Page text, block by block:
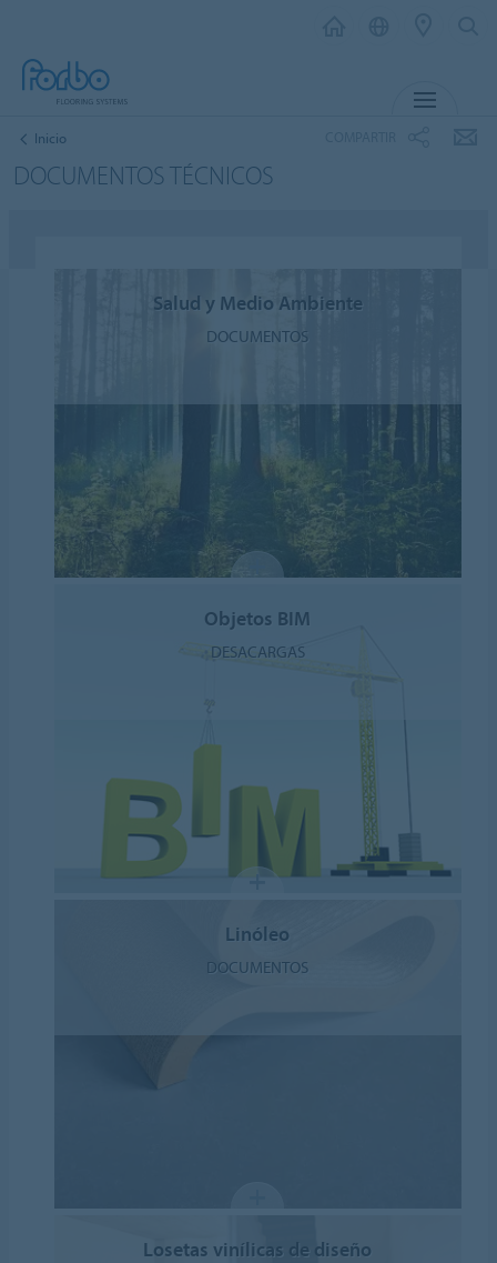
Inicio
DOCUMENTOS TÉCNICOS
Salud y Medio Ambiente
DOCUMENTOS
Objetos BIM
DESACARGAS
Linóleo
DOCUMENTOS
Losetas vinílicas de diseño